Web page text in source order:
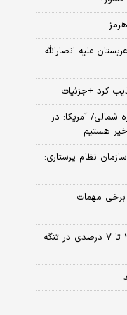
علیه انصارالله
کرد +جزئیات
آمریکا: در
هستیم
نظام پرستاری:
برخی مهمات
رویترز: ایران و عمان برای تعیین تعرفه ترانزیت ۳ تا ۷ درصدی در تنگه